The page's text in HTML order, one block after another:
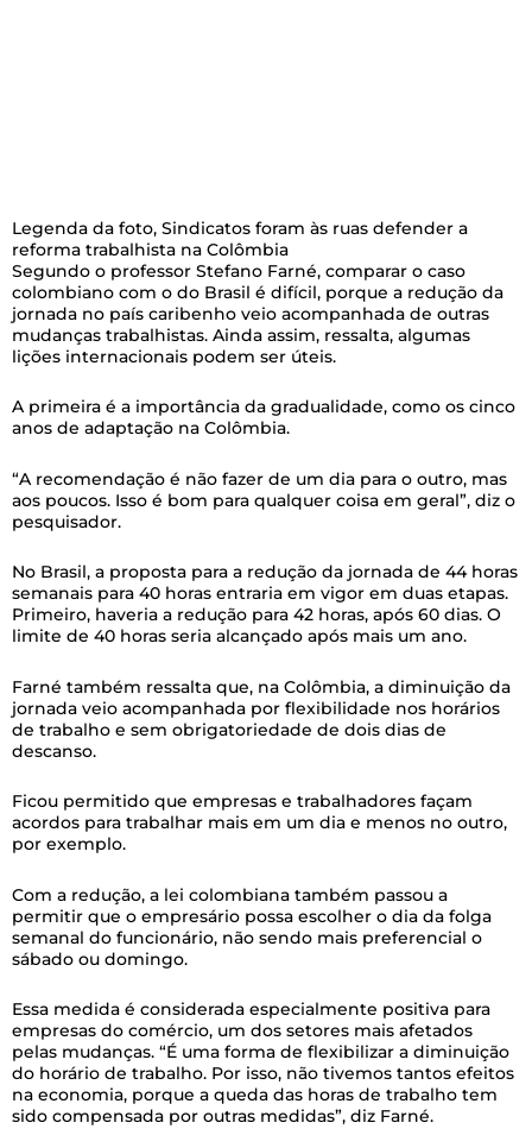
Legenda da foto, Sindicatos foram às ruas defender a
reforma trabalhista na Colômbia
Segundo o professor Stefano Farné, comparar o caso
colombiano com o do Brasil é difícil, porque a redução da
jornada no país caribenho veio acompanhada de outras
mudanças trabalhistas. Ainda assim, ressalta, algumas
lições internacionais podem ser úteis.
A primeira é a importância da gradualidade, como os cinco
anos de adaptação na Colômbia.
“A recomendação é não fazer de um dia para o outro, mas
aos poucos. Isso é bom para qualquer coisa em geral”, diz o
pesquisador.
No Brasil, a proposta para a redução da jornada de 44 horas
semanais para 40 horas entraria em vigor em duas etapas.
Primeiro, haveria a redução para 42 horas, após 60 dias. O
limite de 40 horas seria alcançado após mais um ano.
Farné também ressalta que, na Colômbia, a diminuição da
jornada veio acompanhada por flexibilidade nos horários
de trabalho e sem obrigatoriedade de dois dias de
descanso.
Ficou permitido que empresas e trabalhadores façam
acordos para trabalhar mais em um dia e menos no outro,
por exemplo.
Com a redução, a lei colombiana também passou a
permitir que o empresário possa escolher o dia da folga
semanal do funcionário, não sendo mais preferencial o
sábado ou domingo.
Essa medida é considerada especialmente positiva para
empresas do comércio, um dos setores mais afetados
pelas mudanças. “É uma forma de flexibilizar a diminuição
do horário de trabalho. Por isso, não tivemos tantos efeitos
na economia, porque a queda das horas de trabalho tem
sido compensada por outras medidas”, diz Farné.